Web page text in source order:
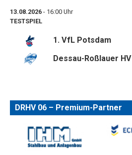
13.08.2026 - 16:00 Uhr
TESTSPIEL
1. VfL Potsdam
Dessau-Roßlauer HV
DRHV 06 – Premium-Partner